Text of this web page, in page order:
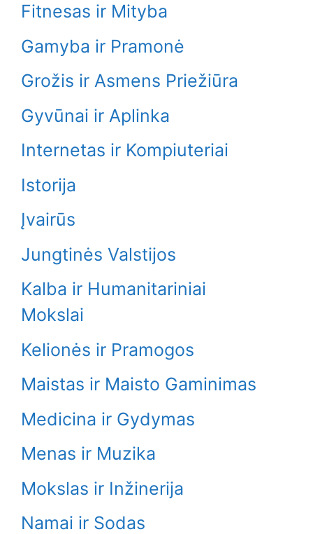
Fitnesas ir Mityba
Gamyba ir Pramonė
Grožis ir Asmens Priežiūra
Gyvūnai ir Aplinka
Internetas ir Kompiuteriai
Istorija
Įvairūs
Jungtinės Valstijos
Kalba ir Humanitariniai
Mokslai
Kelionės ir Pramogos
Maistas ir Maisto Gaminimas
Medicina ir Gydymas
Menas ir Muzika
Mokslas ir Inžinerija
Namai ir Sodas